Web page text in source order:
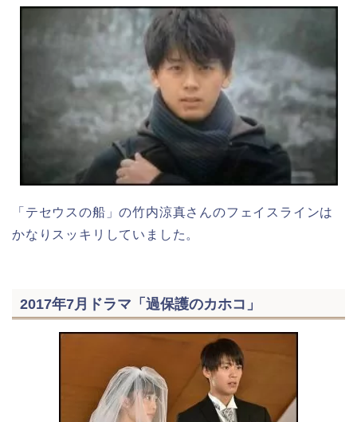
「テセウスの船」の竹内涼真さんのフェイスラインは
かなりスッキリしていました。
2017年7月ドラマ「過保護のカホコ」